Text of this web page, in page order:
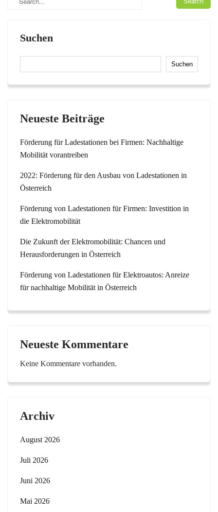
Suchen
Suchen
Neueste Beiträge
Förderung für Ladestationen bei Firmen: Nachhaltige
Mobilität vorantreiben
2022: Förderung für den Ausbau von Ladestationen in
Österreich
Förderung von Ladestationen für Firmen: Investition in
die Elektromobilität
Die Zukunft der Elektromobilität: Chancen und
Herausforderungen in Österreich
Förderung von Ladestationen für Elektroautos: Anreize
für nachhaltige Mobilität in Österreich
Neueste Kommentare
Keine Kommentare vorhanden.
Archiv
August 2026
Juli 2026
Juni 2026
Mai 2026